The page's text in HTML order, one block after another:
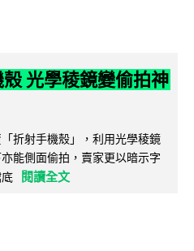
光學稜鏡變偷拍神
折射手機殼」，利用光學稜鏡
能側面偷拍，賣家更以暗示字
閱讀全文